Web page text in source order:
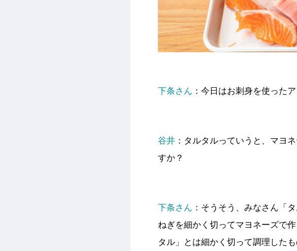
下条さん ：今日はお刺身を使った
谷井 ：タルタルっていうと、マヨ
すか？
下条さん ：そうそう、みなさん「
ねぎを細かく切ってマヨネーズで
タル」とは細かく切って調理した